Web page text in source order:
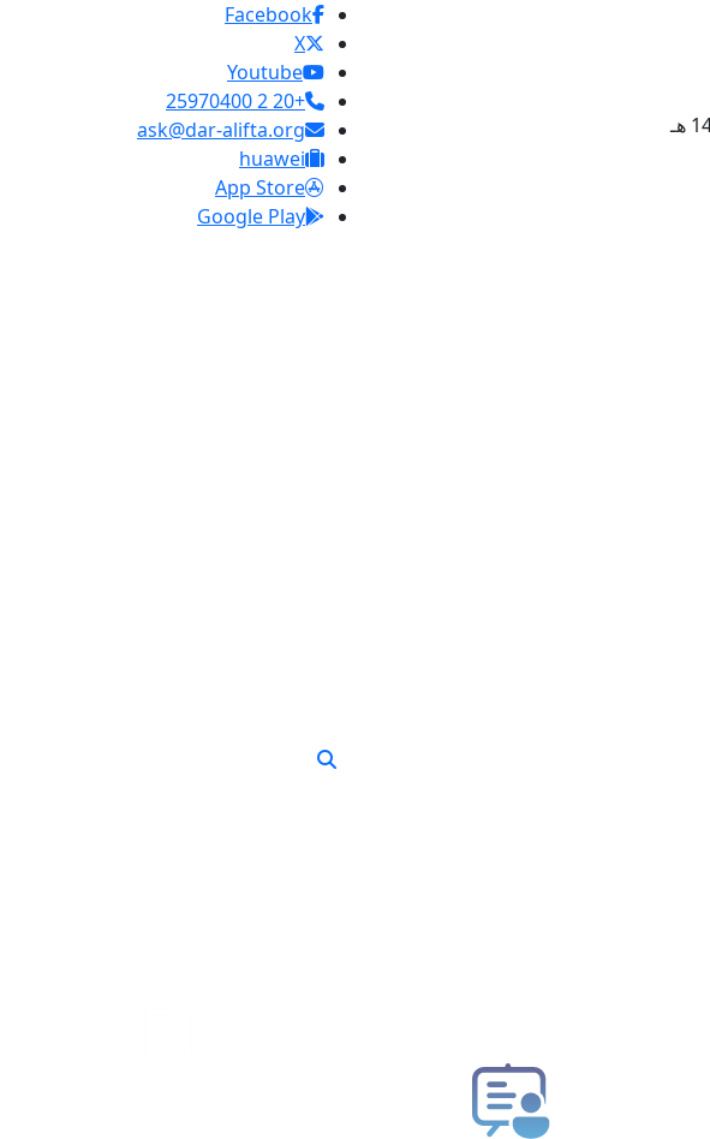
Facebook
X
Youtube
+20 2 25970400
ask@dar-alifta.org
huawei
App Store
Google Play